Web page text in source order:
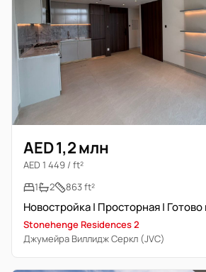
AED 1,2 млн
AED 1 449 / ft²
1
2 863 ft²
Stonehenge Residences 2
Джумейра Виллидж Серкл (JVC)